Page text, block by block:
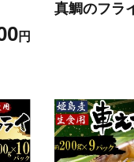
円
真鯛のフ